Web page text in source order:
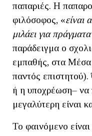
παπαριές. Η
φιλόσοφος, «είναι
μιλάει για
παράδειγμα ο
εμπαθής, στα Μέσα
παντός
ή η υποχρέωση– να
μεγαλύτερη είναι
Το φαινόμενο